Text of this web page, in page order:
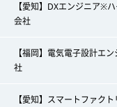
【愛知】DXエンジニア※
会社
【福岡】電気電子設計エ
社
【愛知】スマートファク